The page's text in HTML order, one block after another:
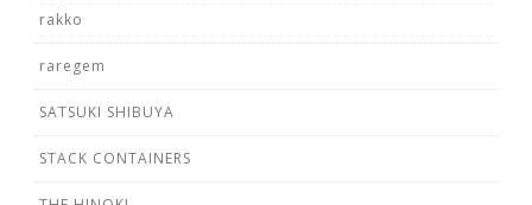
rakko
raregem
SATSUKI SHIBUYA
STACK CONTAINERS